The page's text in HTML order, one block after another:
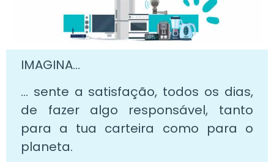
IMAGINA…
… sente a satisfação, todos os dias,
de fazer algo responsável, tanto
para a tua carteira como para o
planeta.